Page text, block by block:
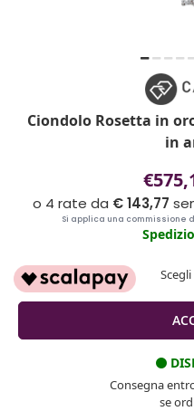
Ciondolo Rosetta in
in
Consegna
se